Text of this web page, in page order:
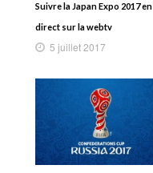
Suivre la Japan Expo 2017 en
direct sur la webtv
5 juillet 2017